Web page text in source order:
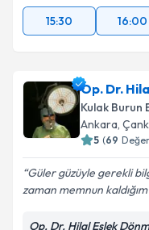
15:30
16:00
Op. Dr.
Kulak Burun
Ankara,
5 (69
Güler güzüyle gerekli
zaman memnun
Op. Dr. Hilal Eslek